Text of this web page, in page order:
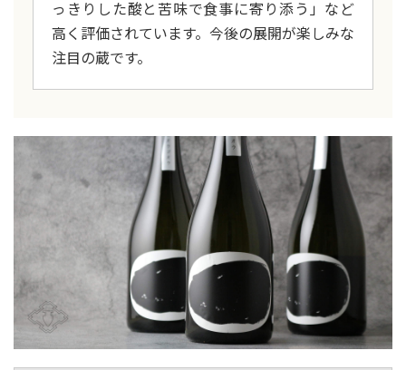
っきりした酸と苦味で食事に寄り添う」など
高く評価されています。今後の展開が楽しみな
注目の蔵です。